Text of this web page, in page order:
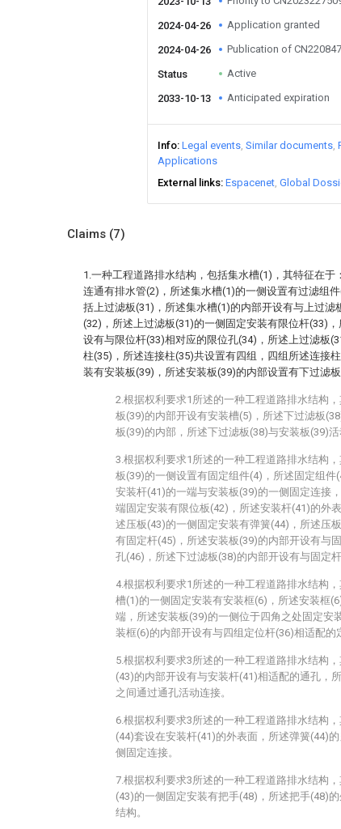
2024-04-26 Application granted
2024-04-26 Publication of
Status Active
2033-10-13 Anticipated expiration
Info Legal events Similar documents
Applications
External links Espacenet Global
Claims (7)
1.一种工程道路排水结构，包括集水槽(1)，其特征在于
连通有排水管(2)，所述集水槽(1)的一侧设置有过滤组
括上过滤板(31)，所述集水槽(1)的内部开设有与上过滤
(32)，所述上过滤板(31)的一侧固定安装有限位杆(33)
设有与限位杆(33)相对应的限位孔(34)，所述上过滤板
柱(35)，所述连接柱(35)共设置有四组，四组所述连接
装有安装板(39)，所述安装板(39)的内部设置有下过滤板
2.根据权利要求1所述的一种工程道路排水结构
板(39)的内部开设有安装槽(5)，所述下过滤板
板(39)的内部，所述下过滤板(38)与安装板(39)活
3.根据权利要求1所述的一种工程道路排水结构
板(39)的一侧设置有固定组件(4)，所述固定组件
安装杆(41)的一端与安装板(39)的一侧固定连接
端固定安装有限位板(42)，所述安装杆(41)的外
述压板(43)的一侧固定安装有弹簧(44)，所述压
有固定杆(45)，所述安装板(39)的内部开设有与
孔(46)，所述下过滤板(38)的内部开设有与固定
4.根据权利要求1所述的一种工程道路排水结构
槽(1)的一侧固定安装有安装框(6)，所述安装框
端，所述安装板(39)的一侧位于四角之处固定安
装框(6)的内部开设有与四组定位杆(36)相适配的
5.根据权利要求3所述的一种工程道路排水结构
(43)的内部开设有与安装杆(41)相适配的通孔，
之间通过通孔活动连接。
6.根据权利要求3所述的一种工程道路排水结构
(44)套设在安装杆(41)的外表面，所述弹簧(44)
侧固定连接。
7.根据权利要求3所述的一种工程道路排水结构
(43)的一侧固定安装有把手(48)，所述把手(48)
结构。